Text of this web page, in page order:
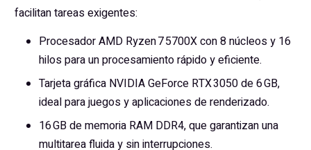
facilitan tareas exigentes:
Procesador AMD Ryzen 7 5700X con 8 núcleos y 16
hilos para un procesamiento rápido y eficiente.
Tarjeta gráfica NVIDIA GeForce RTX 3050 de 6 GB,
ideal para juegos y aplicaciones de renderizado.
16 GB de memoria RAM DDR4, que garantizan una
multitarea fluida y sin interrupciones.